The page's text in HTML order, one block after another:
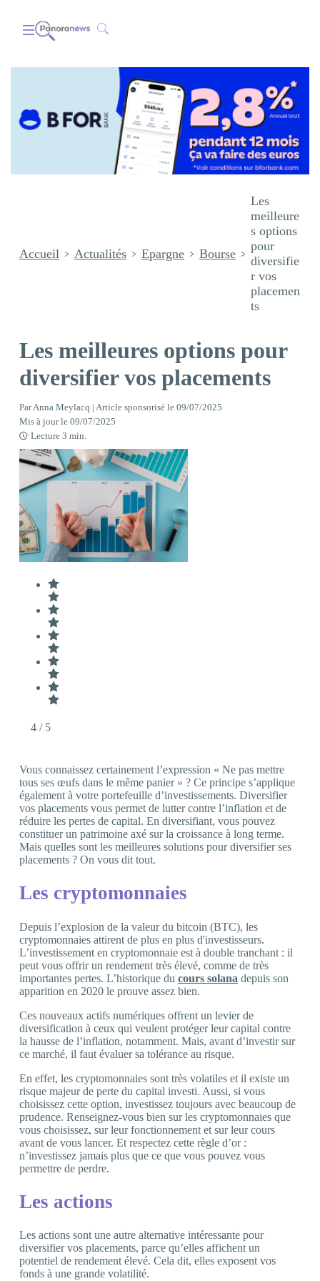
Accueil Actualités Epargne Bourse
Les
meilleure
s options
pour
diversifie
r vos
placemen
ts
Les meilleures options pour
diversifier vos placements
ParAnna Meylacq | Article sponsorisé le 09/07/2025
Mis à jour le 09/07/2025
Lecture 3 min.
4 / 5
Vous connaissez certainement l’expression « Ne pas mettre
tous ses œufs dans le même panier » ? Ce principe s’applique
également à votre portefeuille d’investissements. Diversifier
vos placements vous permet de lutter contre l’inflation et de
réduire les pertes de capital. En diversifiant, vous pouvez
constituer un patrimoine axé sur la croissance à long terme.
Mais quelles sont les meilleures solutions pour diversifier ses
placements ? On vous dit tout.
Les cryptomonnaies
Depuis l’explosion de la valeur du bitcoin (BTC), les
cryptomonnaies attirent de plus en plus d'investisseurs.
L’investissement en cryptomonnaie est à double tranchant : il
peut vous offrir un rendement très élevé, comme de très
importantes pertes. L’historique du cours solana depuis son
apparition en 2020 le prouve assez bien.
Ces nouveaux actifs numériques offrent un levier de
diversification à ceux qui veulent protéger leur capital contre
la hausse de l’inflation, notamment. Mais, avant d’investir sur
ce marché, il faut évaluer sa tolérance au risque.
En effet, les cryptomonnaies sont très volatiles et il existe un
risque majeur de perte du capital investi. Aussi, si vous
choisissez cette option, investissez toujours avec beaucoup de
prudence. Renseignez-vous bien sur les cryptomonnaies que
vous choisissez, sur leur fonctionnement et sur leur cours
avant de vous lancer. Et respectez cette règle d’or :
n’investissez jamais plus que ce que vous pouvez vous
permettre de perdre.
Les actions
Les actions sont une autre alternative intéressante pour
diversifier vos placements, parce qu’elles affichent un
potentiel de rendement élevé. Cela dit, elles exposent vos
fonds à une grande volatilité.